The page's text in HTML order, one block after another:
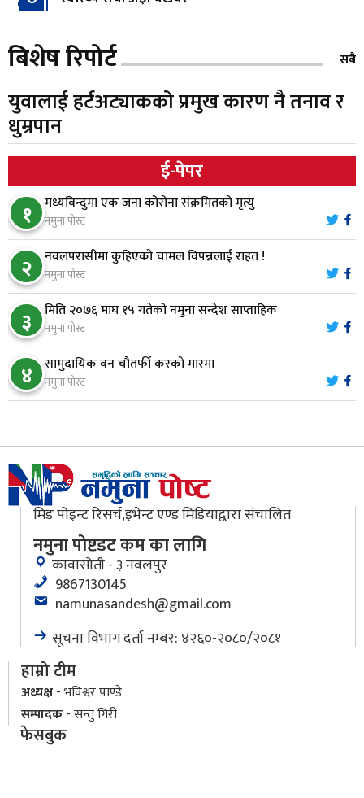
५ हाम्रो चेतना, नेतृत्व, सभ्यता र भविष्य
६
गैँडाको आतंकः बगुवनमा किसानको धानबाली नष्ट,
७
स्थापनाको एक दशकपछि विनयी त्रिवेणीको आफ्नै
प्रशासकीय भवनको शिलान्यास
८
भरतपुर अस्पतालद्वारा आइसियुमा प्रतिक्षारत बिरामीको
नाम ‘डिस्प्ले बोर्ड’मा
९ नारायणघाट–बुटवल सडकमा ‘क्यानोपी ब्रिज’ निर्माण
१०
मौलाकालिकाको १८८२ खुड्किला : आस्था र आरोग्यको‘
बिशेष रिपोर्ट सबै
युवालाई हर्टअट्याकको प्रमुख कारण नै तनाव र
धुम्रपान
ई-पेपर
१ मध्यविन्दुमा एक जना कोरोना संक्रमितको मृत्यु
नमुना पोस्ट
२ नवलपरासीमा कुहिएको चामल विपन्नलाई राहत !
नमुना पोस्ट
३ मिति २०७६ माघ १५ गतेको नमुना सन्देश साप्ताहिक
नमुना पोस्ट
४ सामुदायिक वन चौतर्फी करको मारमा
नमुना पोस्ट
मिड पोइन्ट रिसर्च,इभेन्ट एण्ड मिडियाद्वारा संचालित
नमुना पोष्टडट कम का लागि
कावासोती - ३ नवलपुर
9867130145
namunasandesh@gmail.com
सूचना विभाग दर्ता नम्बर: ४२६०-२०८०/२०८१
हाम्रो टीम
अध्यक्ष- भविश्वर पाण्डे
सम्पादक- सन्तु गिरी
फेसबुक